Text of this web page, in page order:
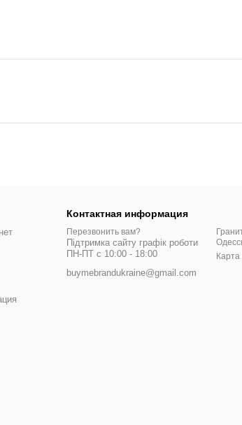
Контактная информация
Перезвонить вам?
Підтримка сайту графік роботи
ПН-ПТ с 10:00 - 18:00
buymebrandukraine@gmail.com